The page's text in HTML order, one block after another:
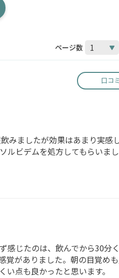
ページ数
口コ
みましたが効果はあまり実感
ルビデムを処方してもらいま
感じたのは、飲んでから30分
覚がありました。朝の目覚め
点も良かったと思います。